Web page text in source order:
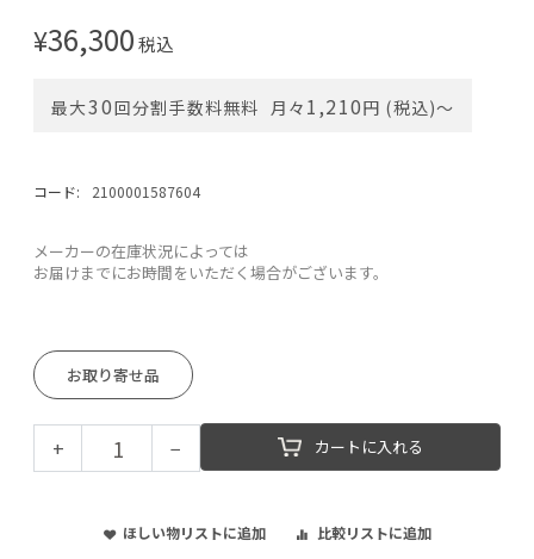
¥36,300税込
最大30回分割手数料無料 月々 1,210円 (税込)〜
コード: 2100001587604
メーカーの在庫状況によっては
お届けまでにお時間をいただく場合がございます。
お取り寄せ品
+ − カートに入れる
ほしい物リストに追加 比較リストに追加